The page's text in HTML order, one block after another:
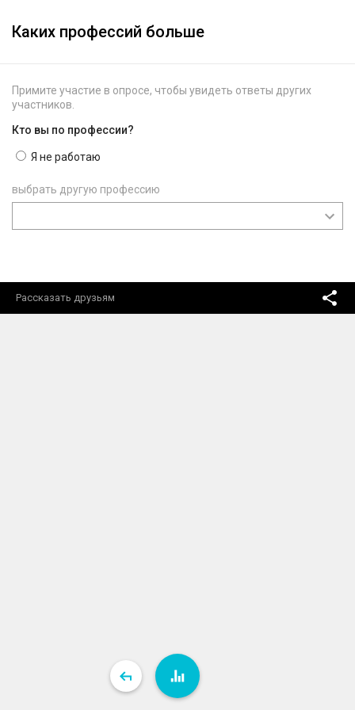
Каких профессий больше
Примите участие в опросе, чтобы увидеть ответы других
участников.
Кто вы по профессии?
Я не работаю
выбрать другую профессию
Рассказать друзьям